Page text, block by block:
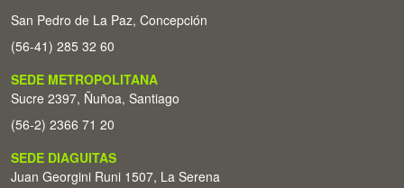
San Pedro de La Paz, Concepción
(56-41) 285 32 60
SEDE METROPOLITANA
Sucre 2397, Ñuñoa, Santiago
(56-2) 2366 71 20
SEDE DIAGUITAS
Juan Georgini Runi 1507, La Serena